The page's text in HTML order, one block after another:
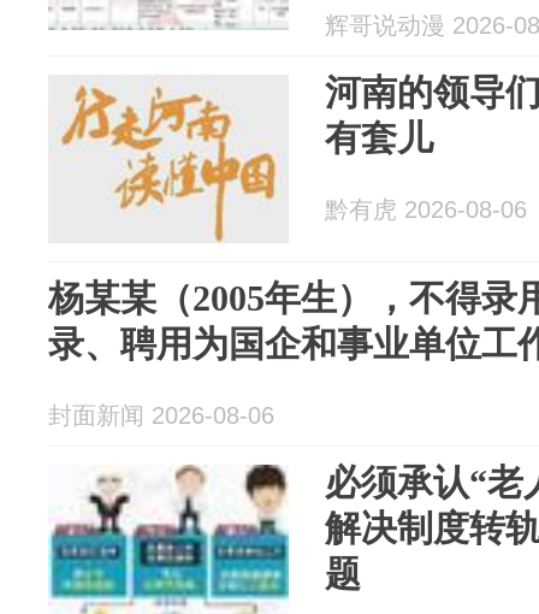
辉哥说动漫 2026-
河南的领导
有套儿
黔有虎 2026-08-06
杨某某（2005年生），不得录
录、聘用为国企和事业单位工
封面新闻 2026-08-06
必须承认“老
解决制度转
题